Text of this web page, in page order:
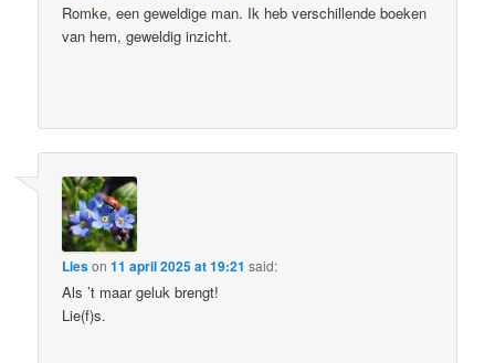
Romke, een geweldige man. Ik heb verschillende boeken
van hem, geweldig inzicht.
Lieson11 april 2025 at 19:21 said:
Als ’t maar geluk brengt!
Lie(f)s.